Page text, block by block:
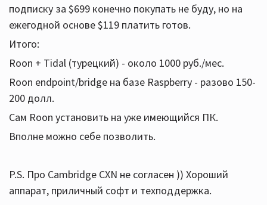
подписку за $699 конечно покупать не буду, но на
ежегодной основе $119 платить готов.
Итого:
Roon + Tidal (турецкий) - около 1000 руб./мес.
Roon endpoint/bridge на базе Raspberry - разово 150-
200 долл.
Сам Roon установить на уже имеющийся ПК.
Вполне можно себе позволить.
P.S. Про Cambridge СХN не согласен )) Хороший
аппарат, приличный софт и техподдержка.